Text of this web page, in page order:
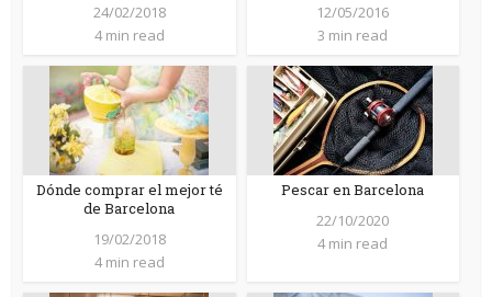
24/02/2018
4 min read
12/05/2016
3 min read
Dónde comprar el mejor té
de Barcelona
19/02/2018
4 min read
Pescar en Barcelona
22/10/2020
4 min read